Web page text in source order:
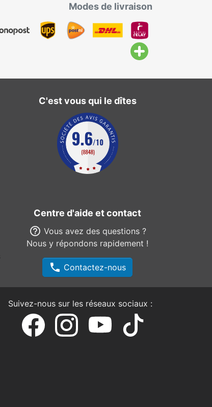
Modes de livraison
C'est vous qui le dîtes
Centre d'aide et contact
help_outline Vous avez des questions ?
Nous y répondons rapidement !
phone Contactez-nous
Suivez-nous sur les réseaux sociaux :